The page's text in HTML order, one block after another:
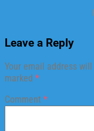
Leave a Reply
Your email address
marked *
Comment *